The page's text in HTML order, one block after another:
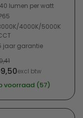
lumen per watt
4000K/5000K
jaar garantie
excl btw
voorraad (57)